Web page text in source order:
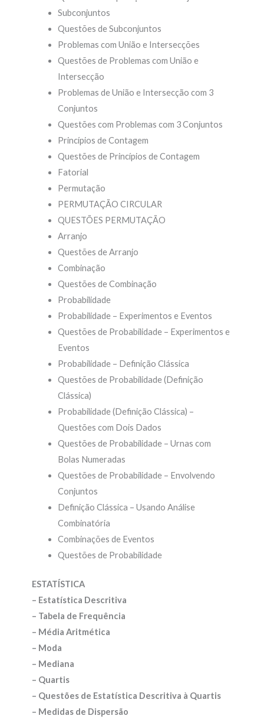
Subconjuntos
Questões de Subconjuntos
Problemas com União e Intersecções
Questões de Problemas com União e
Intersecção
Problemas de União e Intersecção com 3
Conjuntos
Questões com Problemas com 3 Conjuntos
Princípios de Contagem
Questões de Princípios de Contagem
Fatorial
Permutação
PERMUTAÇÃO CIRCULAR
QUESTÕES PERMUTAÇÃO
Arranjo
Questões de Arranjo
Combinação
Questões de Combinação
Probabilidade
Probabilidade – Experimentos e Eventos
Questões de Probabilidade – Experimentos e
Eventos
Probabilidade – Definição Clássica
Questões de Probabilidade (Definição
Clássica)
Probabilidade (Definição Clássica) –
Questões com Dois Dados
Questões de Probabilidade – Urnas com
Bolas Numeradas
Questões de Probabilidade – Envolvendo
Conjuntos
Definição Clássica – Usando Análise
Combinatória
Combinações de Eventos
Questões de Probabilidade
ESTATÍSTICA
– Estatística Descritiva
– Tabela de Frequência
– Média Aritmética
– Moda
– Mediana
– Quartis
– Questões de Estatística Descritiva à Quartis
– Medidas de Dispersão